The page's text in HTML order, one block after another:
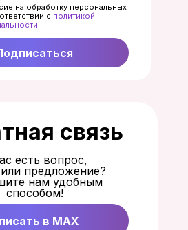
на обработку персональных
с политикой
и.
связь
есть вопрос,
предложение?
нам удобным
способом!
в MAX